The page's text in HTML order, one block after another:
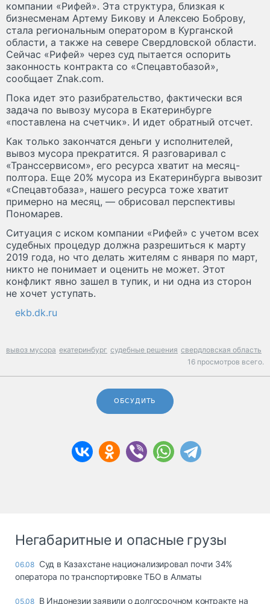
компании «Рифей». Эта структура, близкая к
бизнесменам Артему Бикову и Алексею Боброву,
стала региональным оператором в Курганской
области, а также на севере Свердловской области.
Сейчас «Рифей» через суд пытается оспорить
законность контракта со «Спецавтобазой»,
сообщает Znak.com.
Пока идет это разибрательство, фактически вся
задача по вывозу мусора в Екатеринбурге
«поставлена на счетчик». И идет обратный отсчет.
Как только закончатся деньги у исполнителей,
вывоз мусора прекратится. Я разговаривал с
«Транссервисом», его ресурса хватит на месяц-
полтора. Еще 20% мусора из Екатеринбурга вывозит
«Спецавтобаза», нашего ресурса тоже хватит
примерно на месяц, — обрисовал перспективы
Пономарев.
Ситуация с иском компании «Рифей» с учетом всех
судебных процедур должна разрешиться к марту
2019 года, но что делать жителям с января по март,
никто не понимает и оценить не может. Этот
конфликт явно зашел в тупик, и ни одна из сторон
не хочет уступать.
ekb.dk.ru
вывоз мусора екатеринбург судебные решения свердловская область
16 просмотров всего.
ОБСУДИТЬ
Негабаритные и опасные грузы
06.08 Суд в Казахстане национализировал почти 34%
оператора по транспортировке ТБО в Алматы
05.08 В Индонезии заявили о долгосрочном контракте на